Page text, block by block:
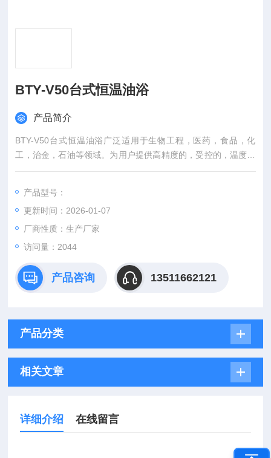
BTY-V50台式恒温油浴
产品简介
BTY-V50台式恒温油浴广泛适用于生物工程，医药，食品，化
工，治金，石油等领域。为用户提供高精度的，受控的，温度均
匀的恒定的恒定场所，是研究院，高等院校。
产品型号：
更新时间：2026-01-07
厂商性质：生产厂家
访问量：2044
产品咨询 13511662121
产品分类
相关文章
详细介绍 在线留言